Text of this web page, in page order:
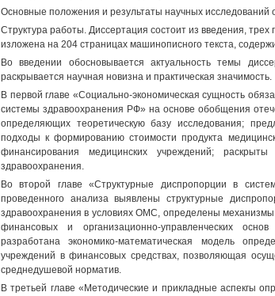
Основные положения и результаты научных
Структура работы. Диссертация состоит из введения,
изложена на 204 страницах машинописного текста,
Во введении обосновывается актуальность темы
раскрывается научная новизна и практическая значимость.
В первой главе «Социально-экономическая сущность
системы здравоохранения РФ» на основе обобщения
определяющих теоретическую базу исследования;
подходы к формированию стоимости продукта
финансирования медицинских учреждений;
здравоохранения.
Во второй главе «Структурные диспропорции в
проведенного анализа выявлены структурные
здравоохранения в условиях ОМС, определены
финансовых и организационно-управленческих
разработана экономико-математическая модель
учреждений в финансовых средствах, позволяющая
среднедушевой норматив.
В третьей главе «Методические и прикладные аспекгы